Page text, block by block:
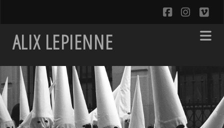
facebookinstagram
ALIX LEPIENNE